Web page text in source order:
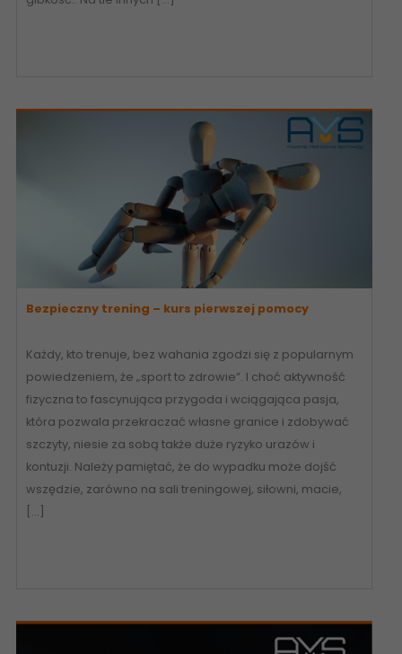
Bezpieczny trening – kurs pierwszej pomocy
Każdy, kto trenuje, bez wahania zgodzi się z popularnym
powiedzeniem, że „sport to zdrowie”. I choć aktywność
fizyczna to fascynująca przygoda i wciągająca pasja,
która pozwala przekraczać własne granice i zdobywać
szczyty, niesie za sobą także duże ryzyko urazów i
kontuzji. Należy pamiętać, że do wypadku może dojść
wszędzie, zarówno na sali treningowej, siłowni, macie,
[…]